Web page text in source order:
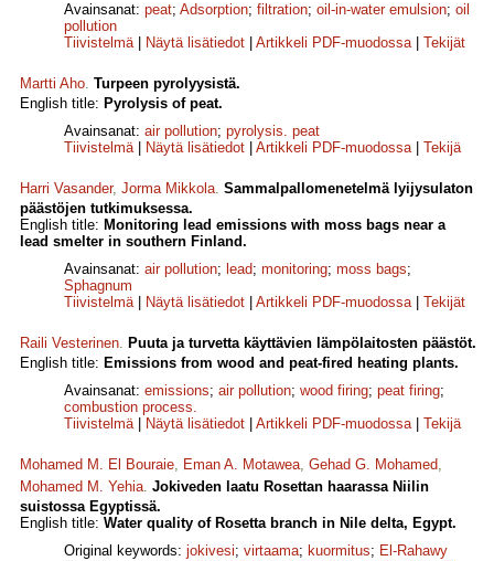
Avainsanat: peat; Adsorption; filtration; oil-in-water emulsion; oil
pollution
Tiivistelmä| Näytä lisätiedot Artikkeli PDF-muodossa| Tekijät
Martti Aho. Turpeen pyrolyysistä.
English title: Pyrolysis of peat.
Avainsanat: air pollution; pyrolysis. peat
Tiivistelmä| Näytä lisätiedot Artikkeli PDF-muodossa| Tekijä
Harri Vasander, Jorma Mikkola. Sammalpallomenetelmä lyijysulaton
päästöjen tutkimuksessa.
English title: Monitoring lead emissions with moss bags near a
lead smelter in southern Finland.
Avainsanat: air pollution; lead; monitoring; moss bags;
Sphagnum
Tiivistelmä| Näytä lisätiedot Artikkeli PDF-muodossa| Tekijät
Raili Vesterinen. Puuta ja turvetta käyttävien lämpölaitosten päästöt.
English title: Emissions from wood and peat-fired heating plants.
Avainsanat: emissions; air pollution; wood firing; peat firing;
combustion process.
Tiivistelmä| Näytä lisätiedot Artikkeli PDF-muodossa| Tekijä
Mohamed M. El Bouraie, Eman A. Motawea, Gehad G. Mohamed,
Mohamed M. Yehia. Jokiveden laatu Rosettan haarassa Niilin
suistossa Egyptissä.
English title: Water quality of Rosetta branch in Nile delta, Egypt.
Original keywords: jokivesi; virtaama; kuormitus; El-Rahawy